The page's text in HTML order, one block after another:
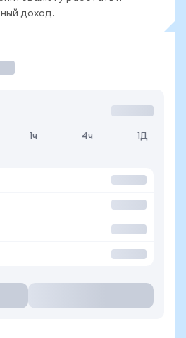
доход.
1ч 4ч 1Д